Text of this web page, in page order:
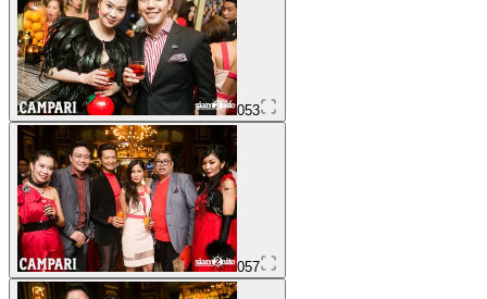
053
057